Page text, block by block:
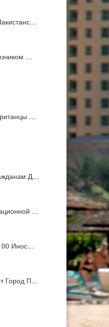
…
…
Д…
…
Инос…
Город П…